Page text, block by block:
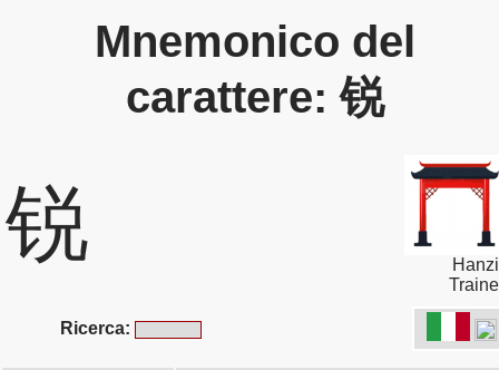
Mnemonico del
carattere: 锐
锐
Ricerca: